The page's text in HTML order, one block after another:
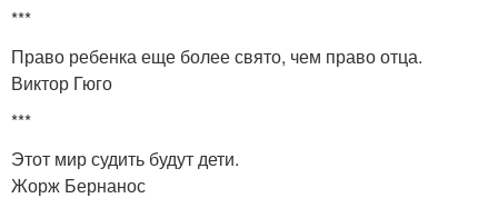
***
Право ребенка еще более свято, чем право отца.
Виктор Гюго
***
Этот мир судить будут дети.
Жорж Бернанос